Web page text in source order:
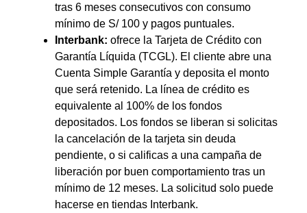
tras 6 meses consecutivos con consumo
mínimo de S/ 100 y pagos puntuales.
Interbank: ofrece la Tarjeta de Crédito con
Garantía Líquida (TCGL). El cliente abre una
Cuenta Simple Garantía y deposita el monto
que será retenido. La línea de crédito es
equivalente al 100% de los fondos
depositados. Los fondos se liberan si solicitas
la cancelación de la tarjeta sin deuda
pendiente, o si calificas a una campaña de
liberación por buen comportamiento tras un
mínimo de 12 meses. La solicitud solo puede
hacerse en tiendas Interbank.